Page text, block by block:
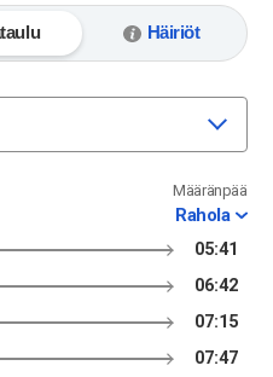
Häiriöt
Määränpää
Rahola
05:41
06:42
07:15
07:47